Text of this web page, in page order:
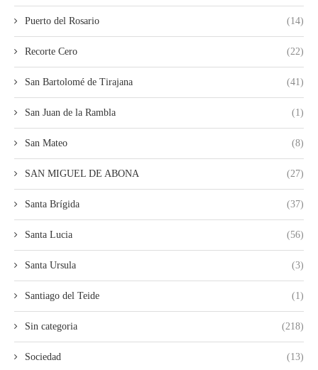
Puerto del Rosario (14)
Recorte Cero (22)
San Bartolomé de Tirajana (41)
San Juan de la Rambla (1)
San Mateo (8)
SAN MIGUEL DE ABONA (27)
Santa Brígida (37)
Santa Lucia (56)
Santa Ursula (3)
Santiago del Teide (1)
Sin categoria (218)
Sociedad (13)